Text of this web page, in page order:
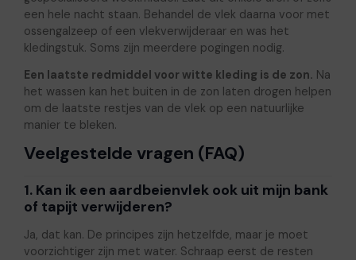
een hele nacht staan. Behandel de vlek daarna voor met
ossengalzeep of een vlekverwijderaar en was het
kledingstuk. Soms zijn meerdere pogingen nodig.
Een laatste redmiddel voor witte kleding is de zon. Na
het wassen kan het buiten in de zon laten drogen helpen
om de laatste restjes van de vlek op een natuurlijke
manier te bleken.
Veelgestelde vragen (FAQ)
1. Kan ik een aardbeienvlek ook uit mijn bank
of tapijt verwijderen?
Ja, dat kan. De principes zijn hetzelfde, maar je moet
voorzichtiger zijn met water. Schraap eerst de resten